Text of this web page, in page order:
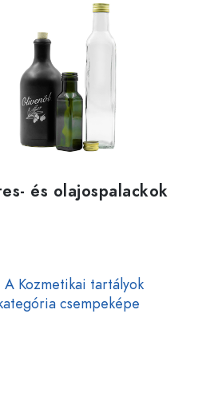
és olajospalackok